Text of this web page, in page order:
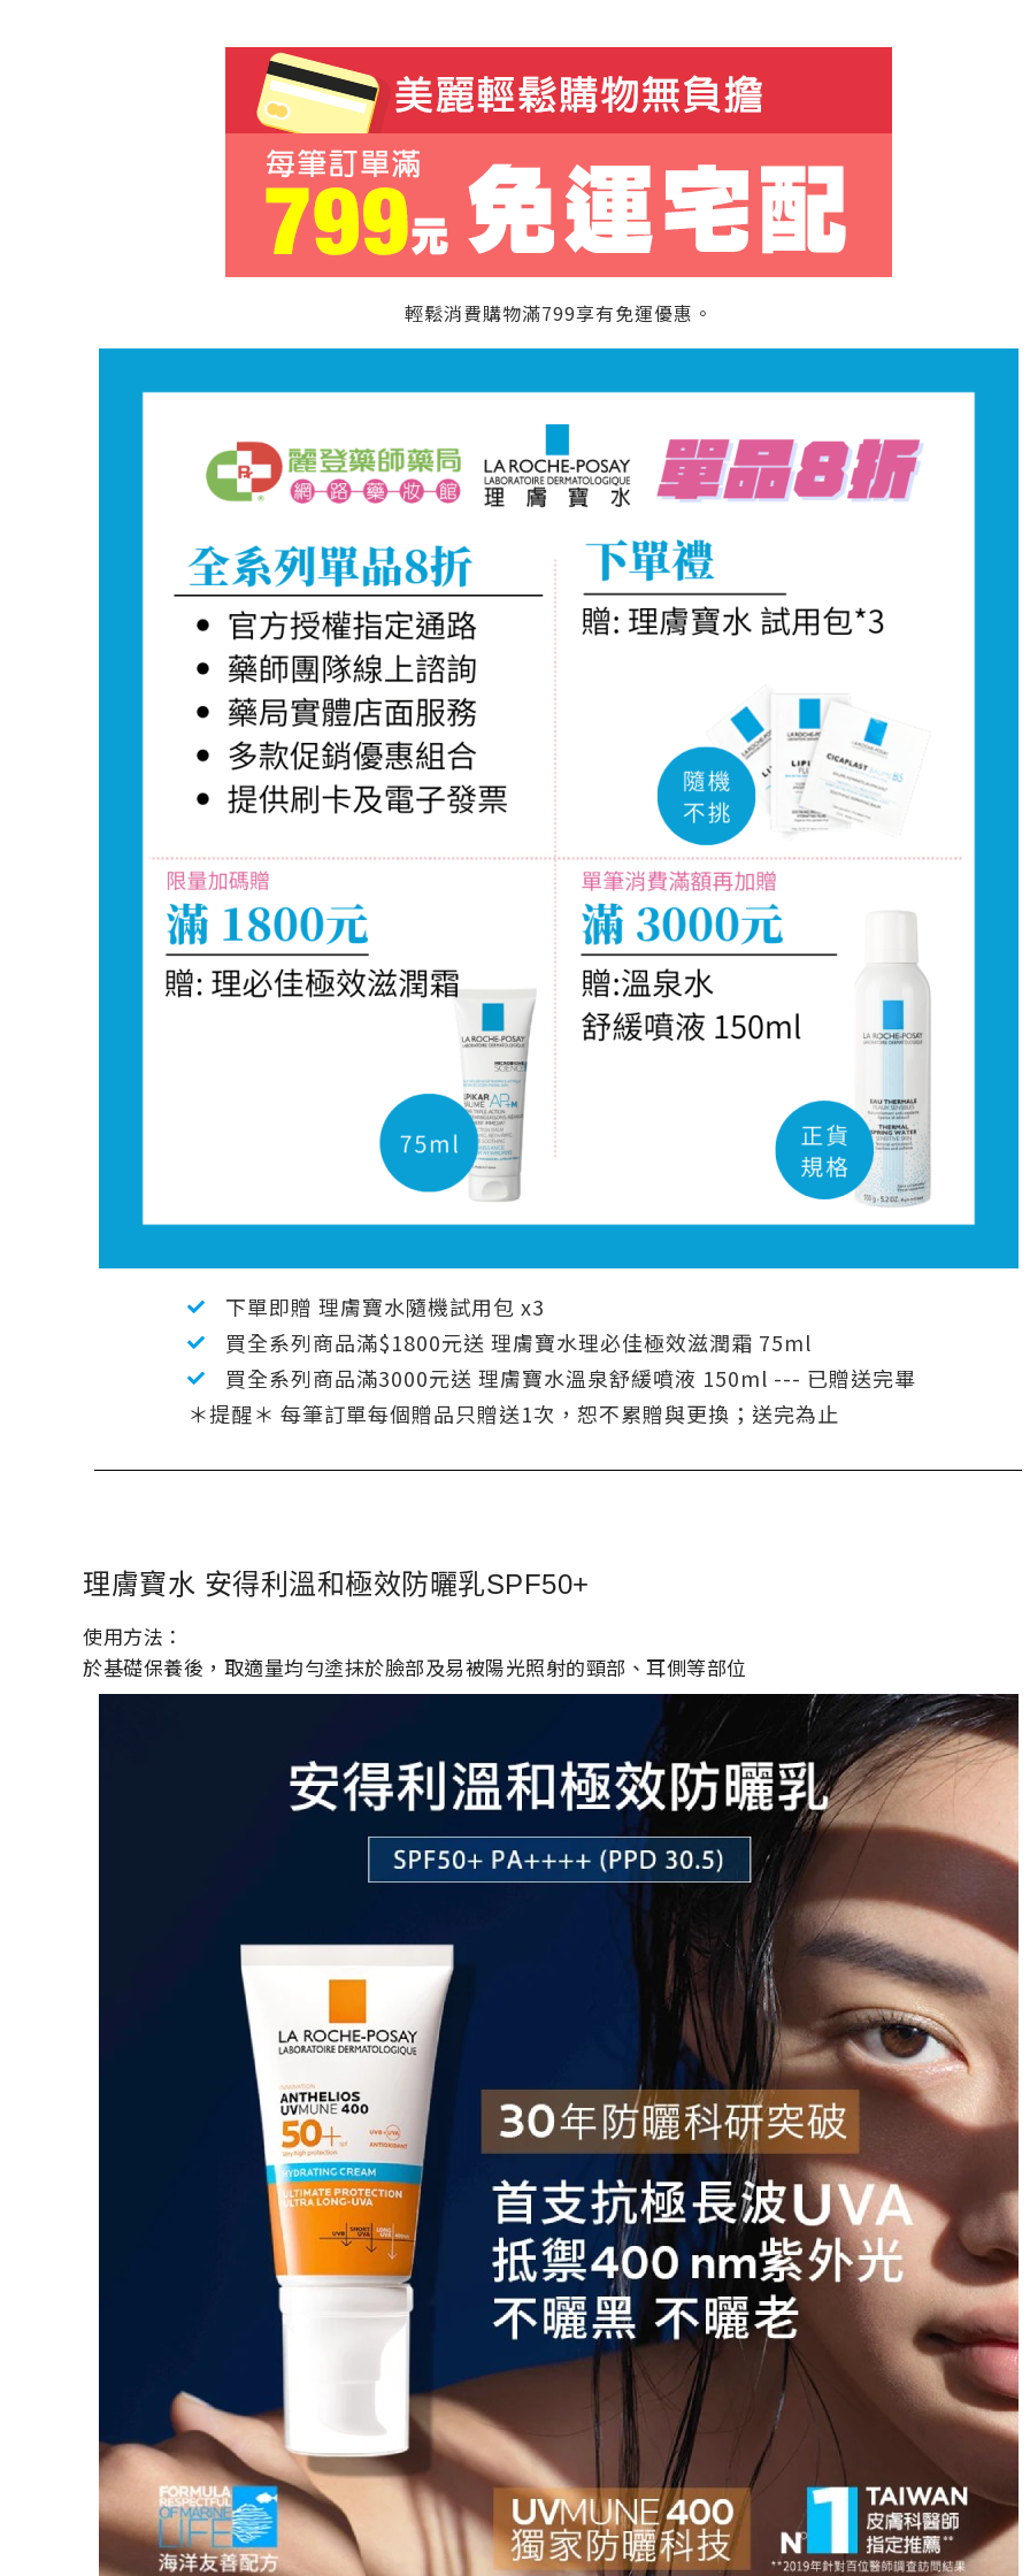
輕鬆消費購物滿799享有免運優惠。
下單即贈 理膚寶水隨機試用包 x3
買全系列商品滿$1800元送 理膚寶水理必佳極效滋潤霜 75ml
買全系列商品滿3000元送 理膚寶水溫泉舒緩噴液 150ml --- 已贈送完畢
＊提醒＊ 每筆訂單每個贈品只贈送1次，恕不累贈與更換；送完為止
理膚寶水 安得利溫和極效防曬乳SPF50+
使用方法：
於基礎保養後，取適量均勻塗抹於臉部及易被陽光照射的頸部、耳側等部位